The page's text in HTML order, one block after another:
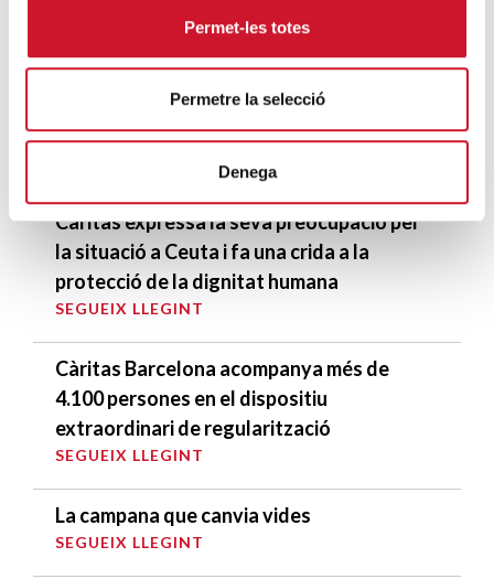
Permet-les totes
Permetre la selecció
Denega
Recerca sobre famílies en situació de
sensellarisme a Barcelona
SEGUEIX LLEGINT
DARRERES ENTRADES
Càritas expressa la seva preocupació per
la situació a Ceuta i fa una crida a la
protecció de la dignitat humana
SEGUEIX LLEGINT
Càritas Barcelona acompanya més de
4.100 persones en el dispositiu
extraordinari de regularització
SEGUEIX LLEGINT
La campana que canvia vides
SEGUEIX LLEGINT